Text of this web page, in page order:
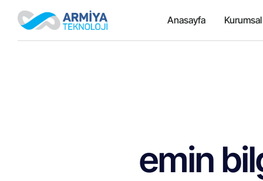
Anasayfa Kurumsal
emin